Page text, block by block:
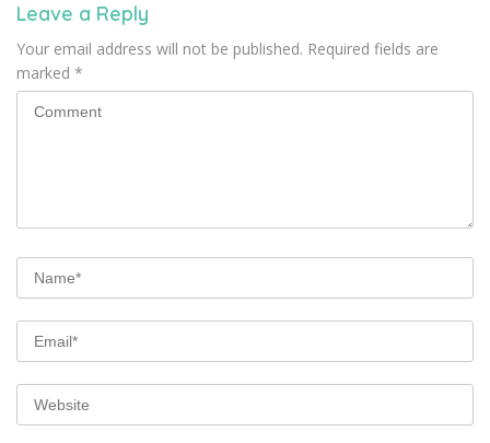
Leave a Reply
Your email address will not be published. Required fields are
marked *